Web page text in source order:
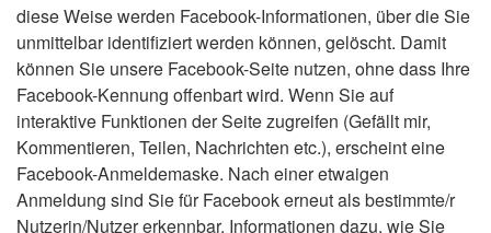
diese Weise werden Facebook-Informationen, über die Sie
unmittelbar identifiziert werden können, gelöscht. Damit
können Sie unsere Facebook-Seite nutzen, ohne dass Ihre
Facebook-Kennung offenbart wird. Wenn Sie auf
interaktive Funktionen der Seite zugreifen (Gefällt mir,
Kommentieren, Teilen, Nachrichten etc.), erscheint eine
Facebook-Anmeldemaske. Nach einer etwaigen
Anmeldung sind Sie für Facebook erneut als bestimmte/r
Nutzerin/Nutzer erkennbar. Informationen dazu, wie Sie